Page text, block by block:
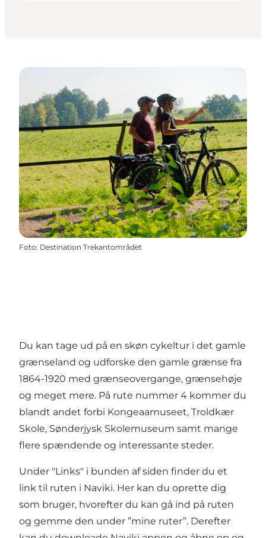
Foto: Destination Trekantområdet
Du kan tage ud på en skøn cykeltur i det gamle
grænseland og udforske den gamle grænse fra
1864-1920 med grænseovergange, grænsehøje
og meget mere. På rute nummer 4 kommer du
blandt andet forbi Kongeaamuseet, Troldkær
Skole, Sønderjysk Skolemuseum samt mange
flere spændende og interessante steder.
Under "Links" i bunden af siden finder du et
link til ruten i Naviki. Her kan du oprette dig
som bruger, hvorefter du kan gå ind på ruten
og gemme den under ”mine ruter”. Derefter